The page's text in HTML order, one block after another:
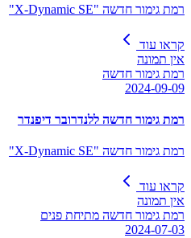
רמת גימור חדשה "X-Dynamic SE"
קראו עוד
אין תמונה
רמת גימור חדשה
2024-09-09
רמת גימור חדשה ללנדרובר דיפנדר
רמת גימור חדשה "X-Dynamic SE"
קראו עוד
אין תמונה
רמת גימור חדשה מתיחת פנים
2024-07-03